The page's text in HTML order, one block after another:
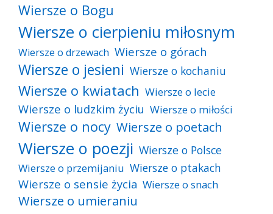
Wiersze o Bogu
Wiersze o cierpieniu miłosnym
Wiersze o drzewach Wiersze o górach
Wiersze o jesieni Wiersze o kochaniu
Wiersze o kwiatach Wiersze o lecie
Wiersze o ludzkim życiu Wiersze o miłości
Wiersze o nocy Wiersze o poetach
Wiersze o poezji Wiersze o Polsce
Wiersze o przemijaniu Wiersze o ptakach
Wiersze o sensie życia Wiersze o snach
Wiersze o umieraniu